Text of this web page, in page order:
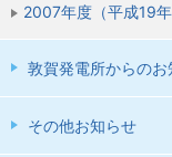
2007年度（平成19年
敦賀発電所からのお
その他お知らせ